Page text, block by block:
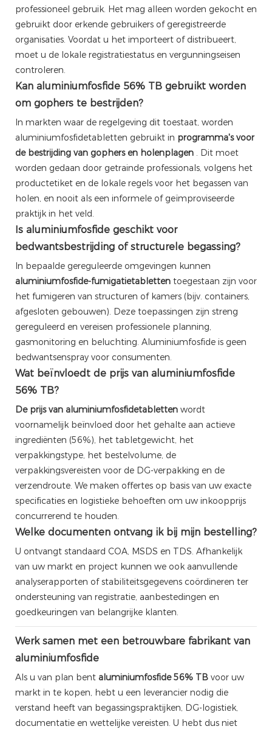
professioneel gebruik. Het mag alleen worden gekocht en
gebruikt door erkende gebruikers of geregistreerde
organisaties. Voordat u het importeert of distribueert,
moet u de lokale registratiestatus en vergunningseisen
controleren.
Kan aluminiumfosfide 56% TB gebruikt worden
om gophers te bestrijden?
In markten waar de regelgeving dit toestaat, worden
aluminiumfosfidetabletten gebruikt in programma's voor
de bestrijding van gophers en holenplagen . Dit moet
worden gedaan door getrainde professionals, volgens het
productetiket en de lokale regels voor het begassen van
holen, en nooit als een informele of geïmproviseerde
praktijk in het veld.
Is aluminiumfosfide geschikt voor
bedwantsbestrijding of structurele begassing?
In bepaalde gereguleerde omgevingen kunnen
aluminiumfosfide-fumigatietabletten toegestaan ​​zijn voor
het fumigeren van structuren of kamers (bijv. containers,
afgesloten gebouwen). Deze toepassingen zijn streng
gereguleerd en vereisen professionele planning,
gasmonitoring en beluchting. Aluminiumfosfide is geen
bedwantsenspray voor consumenten.
Wat beïnvloedt de prijs van aluminiumfosfide
56% TB?
De prijs van aluminiumfosfidetabletten wordt
voornamelijk beïnvloed door het gehalte aan actieve
ingrediënten (56%), het tabletgewicht, het
verpakkingstype, het bestelvolume, de
verpakkingsvereisten voor de DG-verpakking en de
verzendroute. We maken offertes op basis van uw exacte
specificaties en logistieke behoeften om uw inkoopprijs
concurrerend te houden.
Welke documenten ontvang ik bij mijn bestelling?
U ontvangt standaard COA, MSDS en TDS. Afhankelijk
van uw markt en project kunnen we ook aanvullende
analyserapporten of stabiliteitsgegevens coördineren ter
ondersteuning van registratie, aanbestedingen en
goedkeuringen van belangrijke klanten.
Werk samen met een betrouwbare fabrikant van
aluminiumfosfide
Als u van plan bent aluminiumfosfide 56% TB voor uw
markt in te kopen, hebt u een leverancier nodig die
verstand heeft van begassingspraktijken, DG-logistiek,
documentatie en wettelijke vereisten. U hebt dus niet